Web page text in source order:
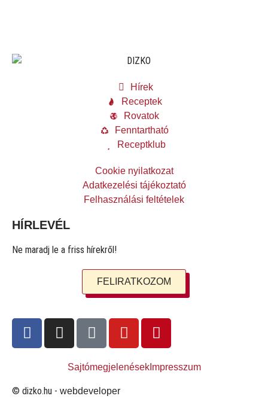
Hírek
Receptek
Rovatok
Fenntartható
Receptklub
Cookie nyilatkozat
Adatkezelési tájékoztató
Felhasználási feltételek
HÍRLEVÉL
Ne maradj le a friss hírekről!
FELIRATKOZOM
SajtómegjelenésekImpresszum
© dizko.hu - webdeveloper